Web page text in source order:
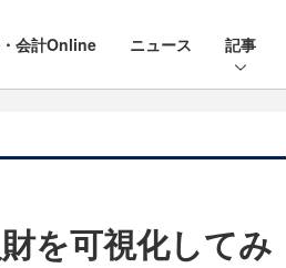
会計Online ニュース 記事
を可視化してみ